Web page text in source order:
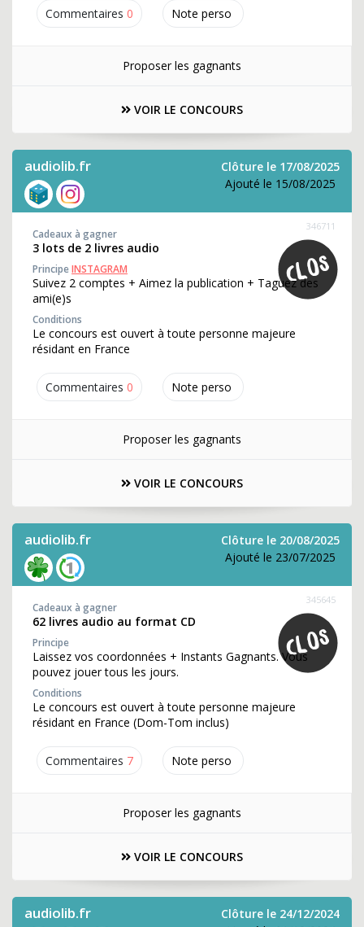
Commentaires 0 Note perso
Proposer les gagnants
VOIR LE CONCOURS
audiolib.fr
Clôture le 17/08/2025
Ajouté le 15/08/2025
Commentaires 0 Note perso
346711
Cadeaux à gagner
3 lots de 2 livres audio
PrincipeINSTAGRAM
Suivez 2 comptes + Aimez la publication + Taguez des
ami(e)s
Conditions
Le concours est ouvert à toute personne majeure
résidant en France
Proposer les gagnants
VOIR LE CONCOURS
audiolib.fr
Clôture le 20/08/2025
Ajouté le 23/07/2025
Commentaires 7 Note perso
345645
Cadeaux à gagner
62 livres audio au format CD
Principe
Laissez vos coordonnées + Instants Gagnants. Vous
pouvez jouer tous les jours.
Conditions
Le concours est ouvert à toute personne majeure
résidant en France (Dom-Tom inclus)
Proposer les gagnants
VOIR LE CONCOURS
audiolib.fr
Clôture le 24/12/2024